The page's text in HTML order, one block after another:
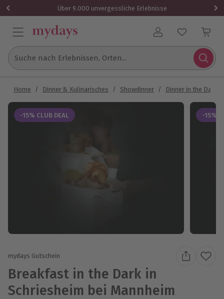
Über 9.000 unvergessliche Erlebnisse
Benutzerkonto
Suche nach Erlebnissen, Orten...
Home / Dinner & Kulinarisches / Showdinner / Dinner in the Dark
-15% CLUB DEAL -15%
mydays Gutschein
Breakfast in the Dark in
Schriesheim bei Mannheim